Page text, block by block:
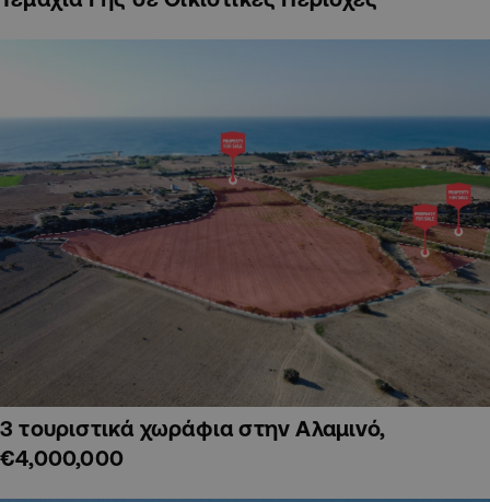
3 τουριστικά χωράφια στην Αλαμινό,
€4,000,000